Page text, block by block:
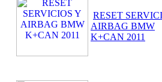
RESET
AIRBAG BMW
K+CAN 2011